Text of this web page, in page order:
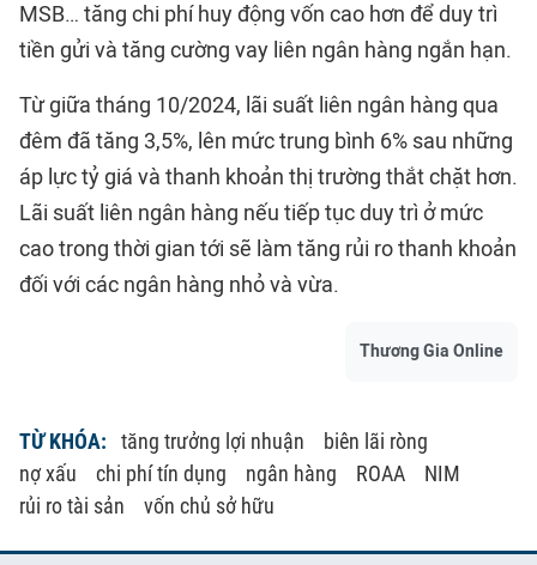
MSB… tăng chi phí huy động vốn cao hơn để duy trì
tiền gửi và tăng cường vay liên ngân hàng ngắn hạn.
Từ giữa tháng 10/2024, lãi suất liên ngân hàng qua
đêm đã tăng 3,5%, lên mức trung bình 6% sau những
áp lực tỷ giá và thanh khoản thị trường thắt chặt hơn.
Lãi suất liên ngân hàng nếu tiếp tục duy trì ở mức
cao trong thời gian tới sẽ làm tăng rủi ro thanh khoản
đối với các ngân hàng nhỏ và vừa.
Thương Gia Online
TỪ KHÓA: tăng trưởng lợi nhuận
biên lãi ròng
nợ xấu
chi phí tín dụng ngân hàng ROAA
NIM
rủi ro tài sản
vốn chủ sở hữu